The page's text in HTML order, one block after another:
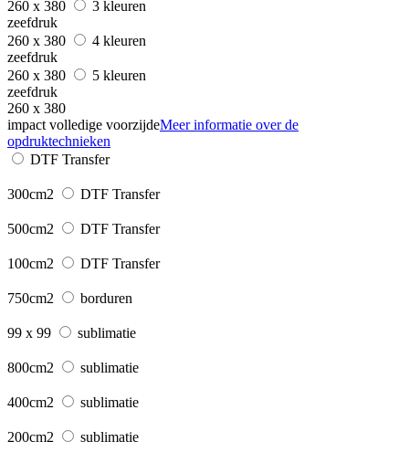
260 x 380
3 kleuren
zeefdruk
260 x 380
4 kleuren
zeefdruk
260 x 380
5 kleuren
zeefdruk
260 x 380
impact volledige voorzijdeMeer informatie over de
opdruktechnieken
DTF Transfer
300cm2 DTF Transfer
500cm2 DTF Transfer
100cm2 DTF Transfer
750cm2 borduren
99 x 99 sublimatie
800cm2 sublimatie
400cm2 sublimatie
200cm2 sublimatie